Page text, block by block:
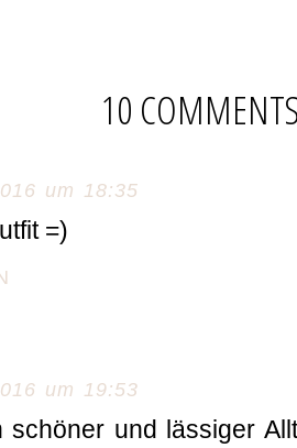
10
um 18:35
=)
um 19:53
schöner und lässiger